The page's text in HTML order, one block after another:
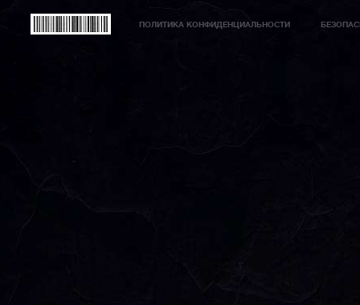
ПОЛИТИКА КОНФИДЕНЦИАЛЬНОСТИ